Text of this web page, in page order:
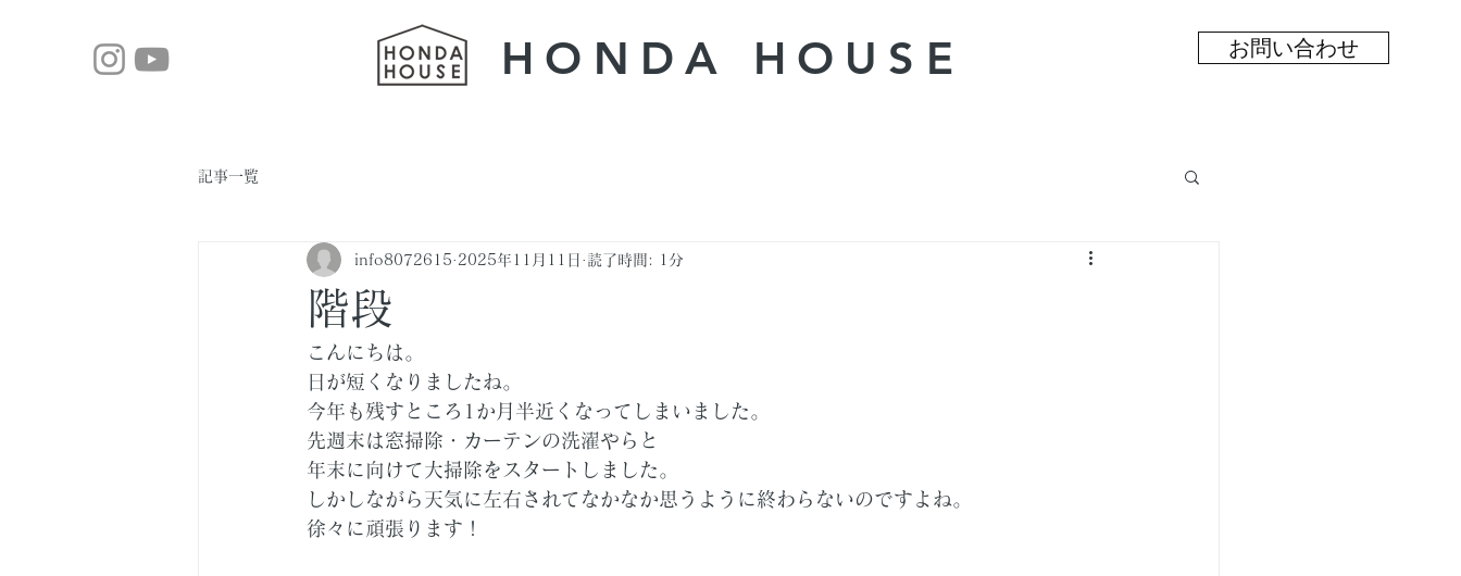
HONDA ​HOUSE お問い合わせ
記事一覧
階段
info8072615 2025年11月11日 読了時間: 1分
こんにちは。
日が短くなりましたね。
今年も残すところ1か月半近くなってしまいました。
先週末は窓掃除・カーテンの洗濯やらと
年末に向けて大掃除をスタートしました。
しかしながら天気に左右されてなかなか思うように終わらないのですよね。
徐々に頑張ります！